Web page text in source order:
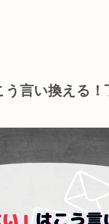
う言い換える